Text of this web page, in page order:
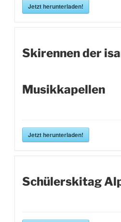
Jetzt herunterladen!
Skirennen der
Musikkapellen
Jetzt herunterladen!
Schülerskitag